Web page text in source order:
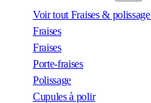
Voir tout Fraises & polissage
Fraises
Fraises
Porte-fraises
Polissage
Cupules à polir